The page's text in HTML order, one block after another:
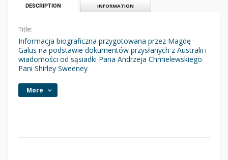
DESCRIPTION INFORMATION
Title:
Informacja biograficzna przygotowana przez Magdę
Galus na podstawie dokumentów przysłanych z Australii i
wiadomości od sąsiadki Pana Andrzeja Chmielewskiego
Pani Shirley Sweeney
More